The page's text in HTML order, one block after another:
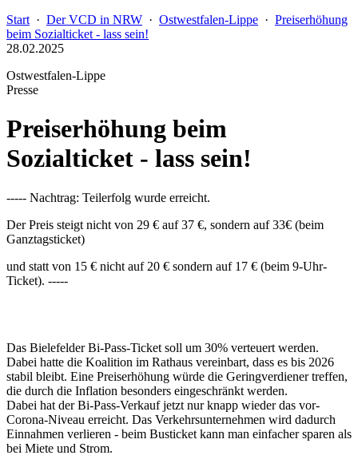
Start · Der VCD in NRW · Ostwestfalen-Lippe · Preiserhöhung
beim Sozialticket - lass sein!
28.02.2025
Ostwestfalen-Lippe
Presse
Preiserhöhung beim
Sozialticket - lass sein!
----- Nachtrag: Teilerfolg wurde erreicht.
Der Preis steigt nicht von 29 € auf 37 €, sondern auf 33€ (beim
Ganztagsticket)
und statt von 15 € nicht auf 20 € sondern auf 17 € (beim 9-Uhr-
Ticket). -----
Das Bielefelder Bi-Pass-Ticket soll um 30% verteuert werden.
Dabei hatte die Koalition im Rathaus vereinbart, dass es bis 2026
stabil bleibt. Eine Preiserhöhung würde die Geringverdiener treffen,
die durch die Inflation besonders eingeschränkt werden.
Dabei hat der Bi-Pass-Verkauf jetzt nur knapp wieder das vor-
Corona-Niveau erreicht. Das Verkehrsunternehmen wird dadurch
Einnahmen verlieren - beim Busticket kann man einfacher sparen als
bei Miete und Strom.